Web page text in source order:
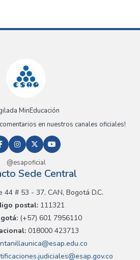
MinEducación
en nuestros canales oficiales!
@esapoficial
Sede Central
# 53 - 37, CAN, Bogotá D.C.
postal: 111321
(+57) 601 7956110
018000 423713